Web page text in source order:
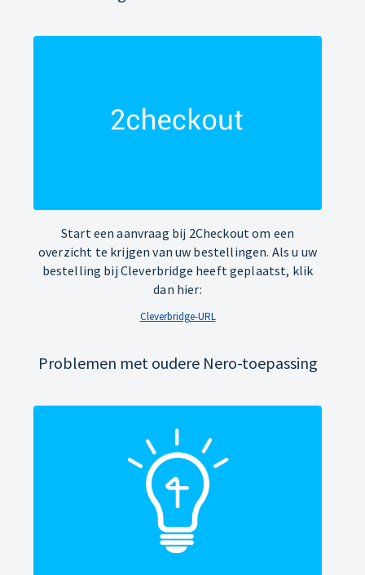
Start een aanvraag bij 2Checkout om een
overzicht te krijgen van uw bestellingen. Als u uw
bestelling bij Cleverbridge heeft geplaatst, klik
dan hier:
Cleverbridge-URL
Problemen met oudere Nero-toepassing